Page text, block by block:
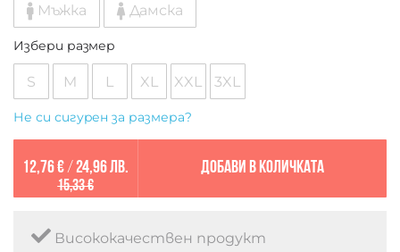
Мъжка Дамска
Избери размер
S M L XL XXL 3XL
Не си сигурен за размера?
12,76 €/ 24,96 лв.
15,33 €
Добави в количката
Висококачествен продукт